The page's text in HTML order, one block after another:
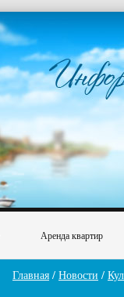
Аренда квартир
Главная / Новости /